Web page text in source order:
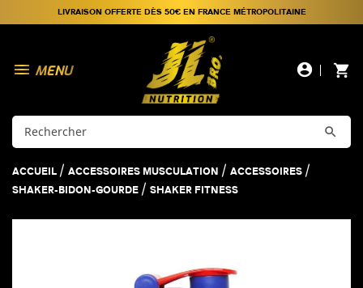
LIVRAISON OFFERTE DÈS 50€ EN FRANCE MÉTROPOLITAINE
 account_circle shopping_cart

ACCUEIL ACCESSOIRES MUSCULATION
ACCESSOIRES
SHAKER-BIDON-GOURDE
SHAKER FITNESS